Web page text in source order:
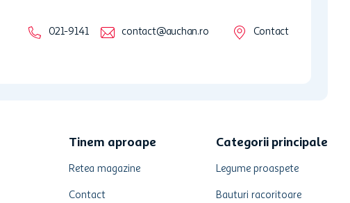
021-9141 contact@auchan.ro Contact
Tinem aproape
Retea magazine
Contact
Categorii principale
Legume proaspete
Bauturi racoritoare